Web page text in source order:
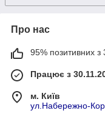
Про нас
95% позитивних з
Працює з
м. Київ
ул.Набережно-